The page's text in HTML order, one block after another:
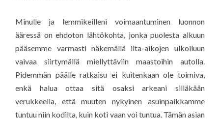
Minulle ja lemmikeilleni voimaantuminen luonnon
ääressä on ehdoton lähtökohta, jonka puolesta alkuun
pääsemme varmasti näkemällä ilta-aikojen ulkoiluun
vaivaa siirtymällä miellyttäviin maastoihin autolla.
Pidemmän päälle ratkaisu ei kuitenkaan ole toimiva,
enkä halua ottaa sitä osaksi arkeani silläkään
verukkeella, että muuten nykyinen asuinpaikkamme
tuntuu niin kodilta, kuin koti vaan voi tuntua. Tämän asian